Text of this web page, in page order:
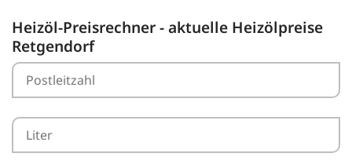
Heizöl-Preisrechner - aktuelle Heizölpreise
Retgendorf